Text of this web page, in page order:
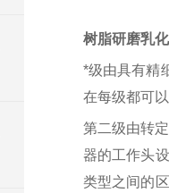
树脂研磨乳
*级由具有精
在每级都可
第二级由转
器的工作头
类型之间的